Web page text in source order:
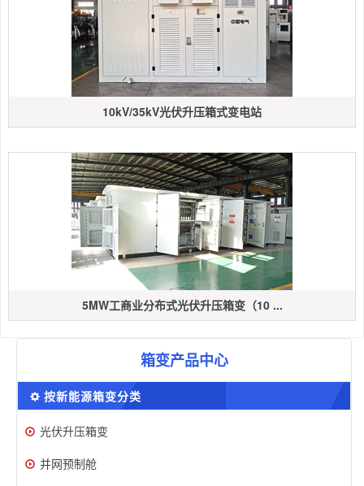
10kV/35kV光伏升压箱式变电站
5MW工商业分布式光伏升压箱变（10 ...
箱变产品中心
按新能源箱变分类
光伏升压箱变
并网预制舱